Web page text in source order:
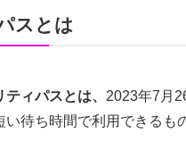
スとは
ィパスとは、 2023年7月
い待ち時間で利用できるも